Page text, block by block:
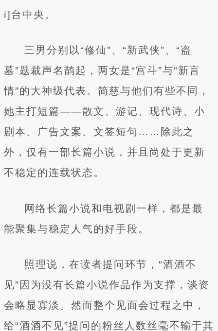
i]台中央。
三男分别以“修仙”、“新武侠”、“盗
墓”题裁声名鹊起，两女是“宫斗”与“新言
情”的大神级代表。简慈与他们有些不同，
她主打短篇——散文、游记、现代诗、小
剧本、广告文案、文签短句……除此之
外，仅有一部长篇小说，并且尚处于更新
不稳定的连载状态。
网络长篇小说和电视剧一样，都是最
能聚集与稳定人气的好手段。
照理说，在读者提问环节，“酒酒不
见”因为没有长篇小说作品作为支撑，谈资
会略显寡淡。然而整个见面会过程之中，
给“酒酒不见”提问的粉丝人数丝毫不输于其